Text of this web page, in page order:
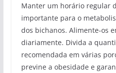
Manter um horário regular
importante para o
dos bichanos. Alimente-os
diariamente. Divida a
recomendada em várias
previne a obesidade e